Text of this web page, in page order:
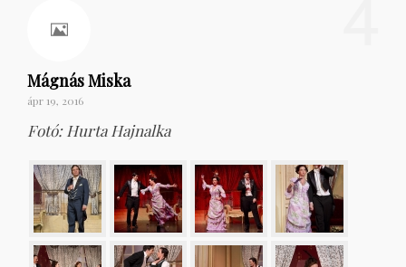
Mágnás Miska
ápr 19, 2016
Fotó: Hurta Hajnalka